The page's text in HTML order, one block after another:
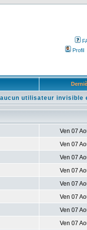
Profil
utilisateur invisible
Ven 07
Ven 07
Ven 07
Ven 07
Ven 07
Ven 07
Ven 07
Ven 07